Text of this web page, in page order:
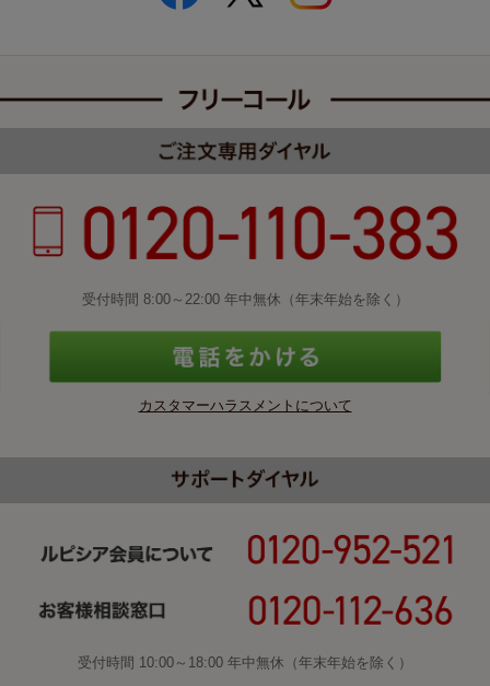
受付時間 8:00～22:00 年中無休（年末年始を除く）
カスタマーハラスメントについて
受付時間 10:00～18:00 年中無休（年末年始を除く）